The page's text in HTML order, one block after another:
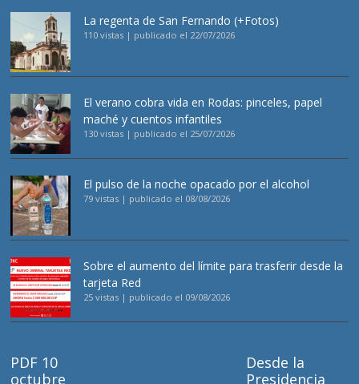
La regenta de San Fernando (+Fotos)
110 vistas | publicado el 22/07/2026
El verano cobra vida en Rodas: pinceles, papel
maché y cuentos infantiles
130 vistas | publicado el 25/07/2026
El pulso de la noche opacado por el alcohol
79 vistas | publicado el 08/08/2026
Sobre el aumento del límite para trasferir desde la
tarjeta Red
25 vistas | publicado el 09/08/2026
PDF 10
octubre
Desde la
Presidencia